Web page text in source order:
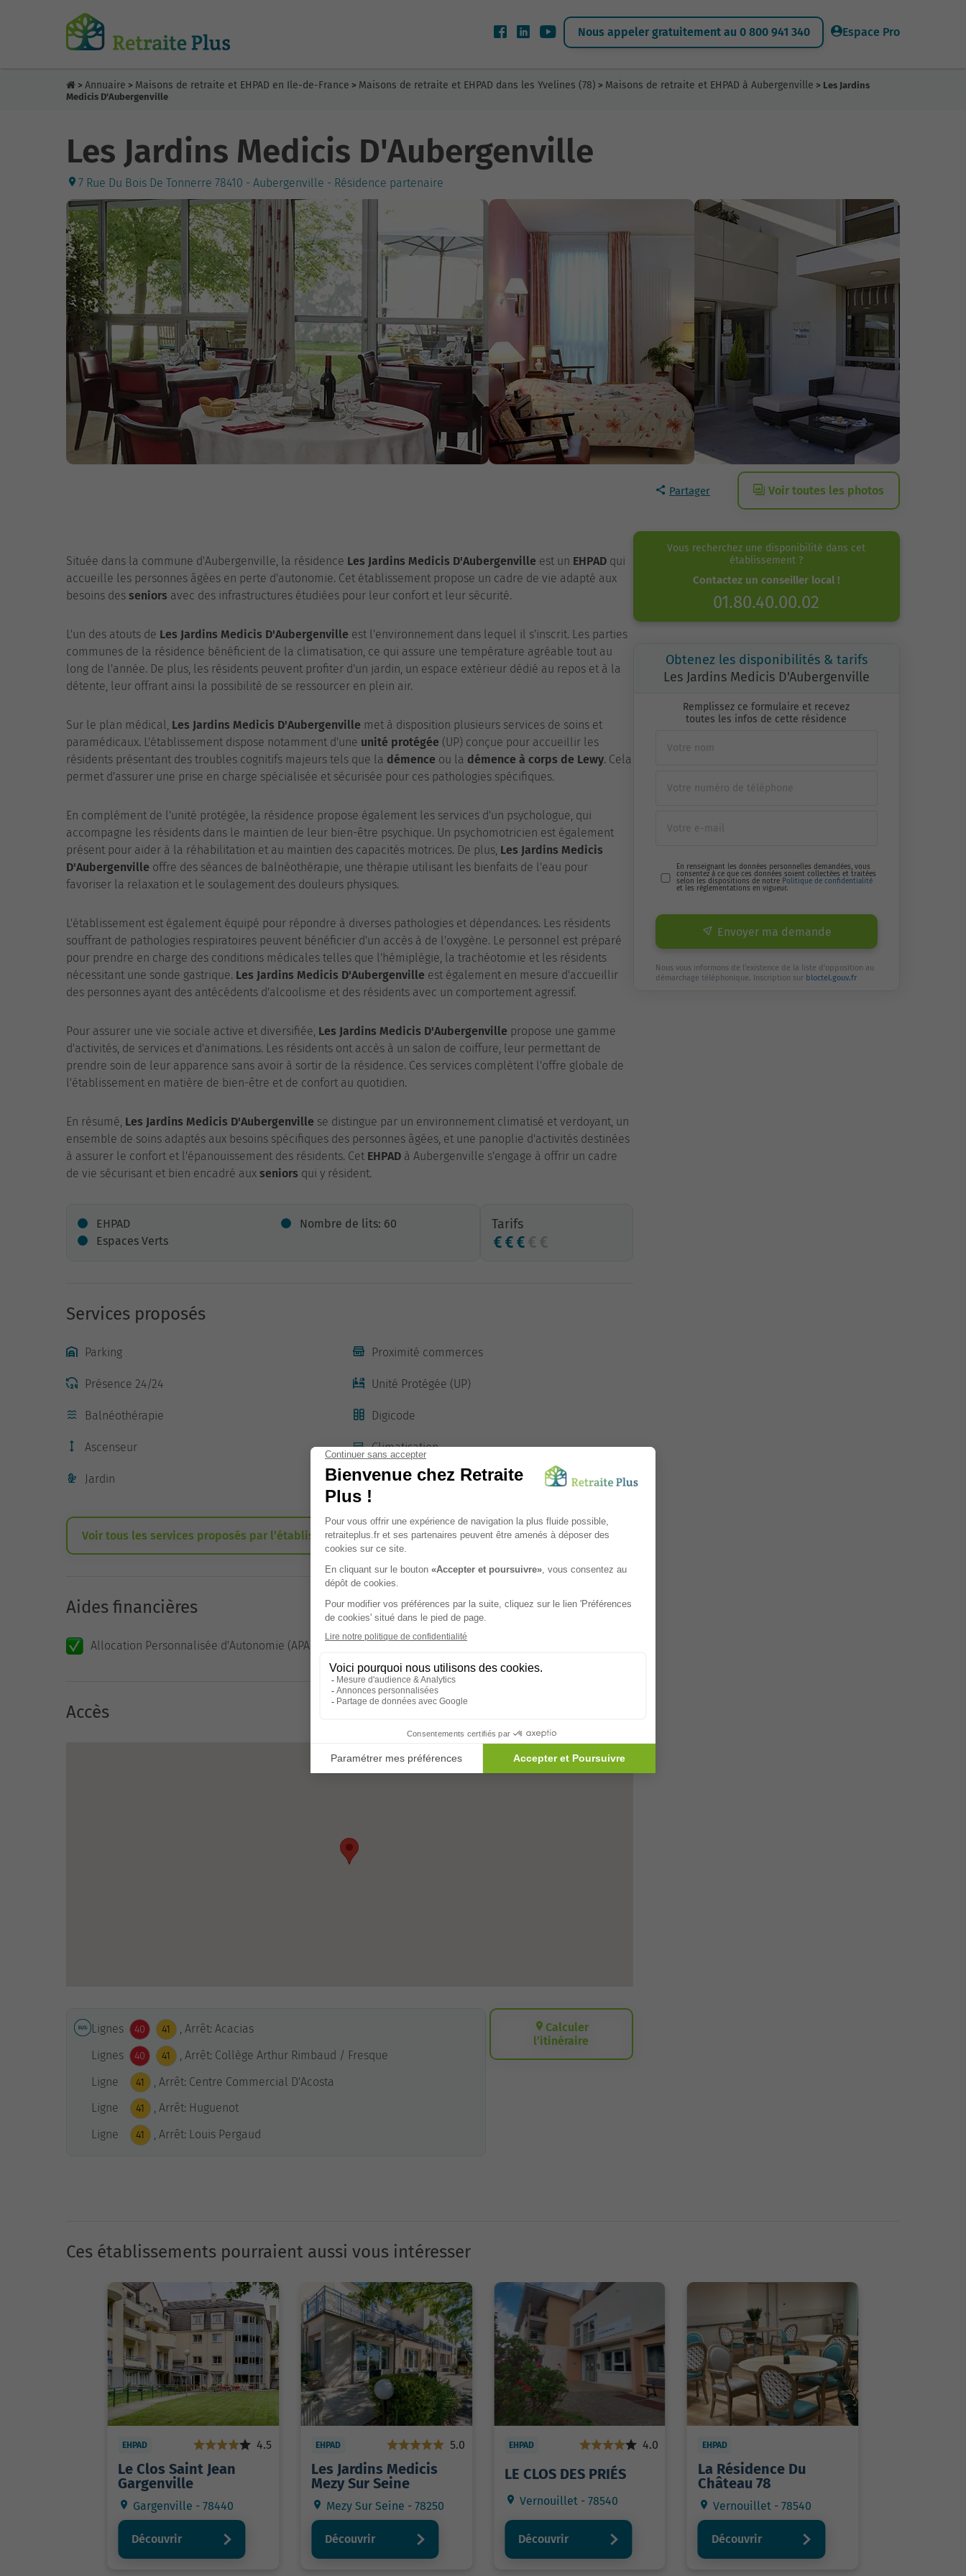
Nous appeler gratuitement au 0 800 941 340 Espace Pro
> Annuaire > Maisons de retraite et EHPAD en Ile-de-France > Maisons de retraite et EHPAD dans les Yvelines (78) > Maisons de retraite et EHPAD à Aubergenville > Les Jardins
Medicis D'Aubergenville
Les Jardins Medicis D'Aubergenville
7 Rue Du Bois De Tonnerre 78410 - Aubergenville - Résidence partenaire
Partager Voir toutes les photos
Située dans la commune d'Aubergenville, la résidence Les Jardins Medicis D'Aubergenville est un EHPAD qui
accueille les personnes âgées en perte d'autonomie. Cet établissement propose un cadre de vie adapté aux
besoins des seniors avec des infrastructures étudiées pour leur confort et leur sécurité.
L'un des atouts de Les Jardins Medicis D'Aubergenville est l'environnement dans lequel il s'inscrit. Les parties
communes de la résidence bénéficient de la climatisation, ce qui assure une température agréable tout au
long de l'année. De plus, les résidents peuvent profiter d'un jardin, un espace extérieur dédié au repos et à la
détente, leur offrant ainsi la possibilité de se ressourcer en plein air.
Sur le plan médical, Les Jardins Medicis D'Aubergenville met à disposition plusieurs services de soins et
paramédicaux. L'établissement dispose notamment d'une unité protégée (UP) conçue pour accueillir les
résidents présentant des troubles cognitifs majeurs tels que la démence ou la démence à corps de Lewy. Cela
permet d'assurer une prise en charge spécialisée et sécurisée pour ces pathologies spécifiques.
En complément de l'unité protégée, la résidence propose également les services d'un psychologue, qui
accompagne les résidents dans le maintien de leur bien-être psychique. Un psychomotricien est également
présent pour aider à la réhabilitation et au maintien des capacités motrices. De plus, Les Jardins Medicis
D'Aubergenville offre des séances de balnéothérapie, une thérapie utilisant les bienfaits de l'eau pour
favoriser la relaxation et le soulagement des douleurs physiques.
L'établissement est également équipé pour répondre à diverses pathologies et dépendances. Les résidents
souffrant de pathologies respiratoires peuvent bénéficier d'un accès à de l'oxygène. Le personnel est préparé
pour prendre en charge des conditions médicales telles que l'hémiplégie, la trachéotomie et les résidents
nécessitant une sonde gastrique. Les Jardins Medicis D'Aubergenville est également en mesure d'accueillir
des personnes ayant des antécédents d'alcoolisme et des résidents avec un comportement agressif.
Pour assurer une vie sociale active et diversifiée, Les Jardins Medicis D'Aubergenville propose une gamme
d'activités, de services et d'animations. Les résidents ont accès à un salon de coiffure, leur permettant de
prendre soin de leur apparence sans avoir à sortir de la résidence. Ces services complètent l'offre globale de
l'établissement en matière de bien-être et de confort au quotidien.
En résumé, Les Jardins Medicis D'Aubergenville se distingue par un environnement climatisé et verdoyant, un
ensemble de soins adaptés aux besoins spécifiques des personnes âgées, et une panoplie d'activités destinées
à assurer le confort et l'épanouissement des résidents. Cet EHPAD à Aubergenville s'engage à offrir un cadre
de vie sécurisant et bien encadré aux seniors qui y résident.
EHPAD
Nombre de lits: 60
Espaces Verts
Tarifs
Services proposés
Parking Proximité commerces
Présence 24/24 Unité Protégée (UP)
Balnéothérapie Digicode
Ascenseur Climatisation
Jardin Possibilité de prendre ses meubles
Voir tous les services proposés par l’établissement
Aides financières
Allocation Personnalisée d'Autonomie (APA)
Accès
Lignes 40 41
, Arrêt: Acacias
Lignes
40 41
, Arrêt: Collège Arthur Rimbaud / Fresque
Ligne
41
, Arrêt: Centre Commercial D'Acosta
Ligne
41
, Arrêt: Huguenot
Ligne
41 , Arrêt: Louis Pergaud
Calculer
l’itinéraire
Vous recherchez une disponibilité dans cet
établissement ?
Contactez un conseiller local !
01.80.40.00.02
Obtenez les disponibilités & tarifs
Les Jardins Medicis D'Aubergenville
Remplissez ce formulaire et recevez
toutes les infos de cette résidence
En renseignant les données personnelles demandées, vous
consentez à ce que ces données soient collectées et traitées
selon les dispositions de notre Politique de confidentialité
et les réglementations en vigueur.
Envoyer ma demande
Nous vous informons de l'existence de la liste d'opposition au
démarchage téléphonique. Inscription sur bloctel.gouv.fr
Ces établissements pourraient aussi vous intéresser
EHPAD 4.5
Le Clos Saint Jean
Gargenville
Gargenville - 78440
Découvrir
EHPAD 5.0
Les Jardins Medicis
Mezy Sur Seine
Mezy Sur Seine - 78250
Découvrir
EHPAD 4.0
LE CLOS DES PRIÉS
Vernouillet - 78540
Découvrir
EHPAD
La Résidence Du
Château 78
Vernouillet - 78540
Découvrir